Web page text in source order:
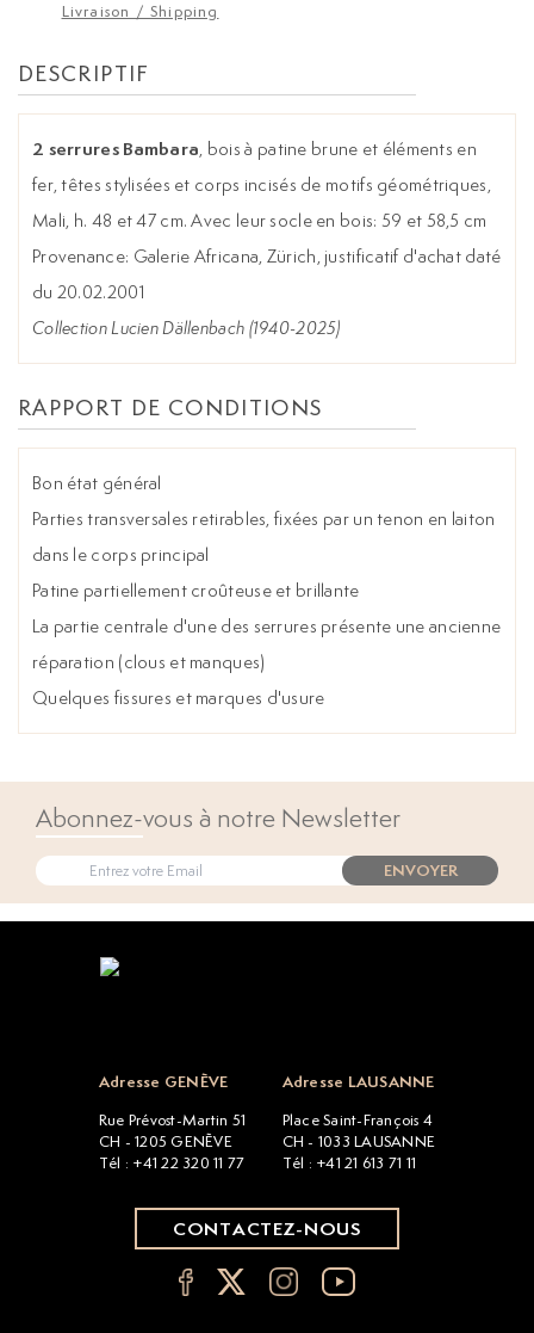
Livraison / Shipping
DESCRIPTIF
2 serrures Bambara, bois à patine brune et éléments en
fer, têtes stylisées et corps incisés de motifs géométriques,
Mali, h. 48 et 47 cm. Avec leur socle en bois: 59 et 58,5 cm
Provenance: Galerie Africana, Zürich, justificatif d'achat daté
du 20.02.2001
Collection Lucien Dällenbach (1940-2025)
RAPPORT DE CONDITIONS
Bon état général
Parties transversales retirables, fixées par un tenon en laiton
dans le corps principal
Patine partiellement croûteuse et brillante
La partie centrale d'une des serrures présente une ancienne
réparation (clous et manques)
Quelques fissures et marques d'usure
Abonnez-vous à notre Newsletter
ENVOYER
Adresse GENÈVE
Rue Prévost-Martin 51
CH - 1205 GENÈVE
Tél : +41 22 320 11 77
Adresse LAUSANNE
Place Saint-François 4
CH - 1033 LAUSANNE
Tél : +41 21 613 71 11
CONTACTEZ-NOUS